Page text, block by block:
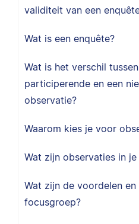
validiteit van een
Wat is een enquête?
Wat is het verschil
participerende en een
observatie?
Waarom kies je voor
Wat zijn observaties in
Wat zijn de voordelen en
focusgroep?